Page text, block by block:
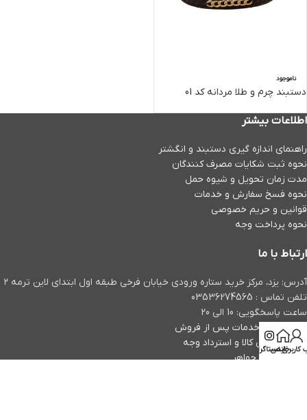
ناموجود
دستبند چرم و طلا مردانه کد 01
اطلاعات بیشتر
راهنمای اندازه گیری دستبند و انگشتر
نحوه ثبت شكايات مصرف كنندگان
مدت زمان تحويل و شیوه حمل
نحوه فسخ سفارش و خدمات
قوانین و حریم خصوصی
نحوه پرداخت وجه
ارتباط با ما
آدرس: یزد، مرکز خرید ستاره ورودی خیابان فرخی طبقه اول ابتدای لاین ترمه ۲
تلفن تماس : 03536274565
ساعت پاسخگویی: 10 الی 20
پشتیبانی و خدمات پس از فروش
روند مرجوعی کالا و استرداد وجه
مقالات طلا و جواهر
کاربری من
خانه
اینستاگرام